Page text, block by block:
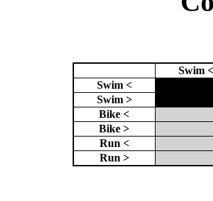
Swim <
Swim <
Swim >
Bike <
Bike >
Run <
Run >